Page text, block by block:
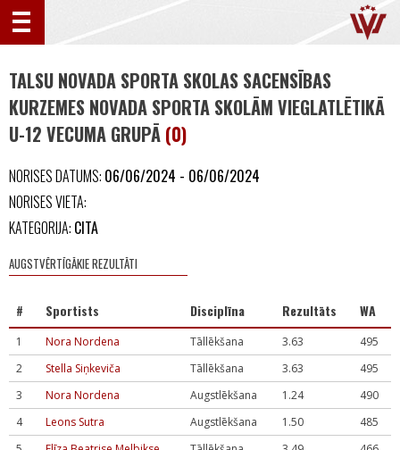
TALSU NOVADA SPORTA SKOLAS SACENSĪBAS
KURZEMES NOVADA SPORTA SKOLĀM VIEGLATLĒTIKĀ
U-12 VECUMA GRUPĀ (0)
NORISES DATUMS: 06/06/2024 - 06/06/2024
NORISES VIETA:
KATEGORIJA: CITA
AUGSTVĒRTĪGĀKIE REZULTĀTI
# Sportists Disciplīna Rezultāts WA
1 Nora Nordena Tāllēkšana 3.63
495
2
Stella Siņkeviča Tāllēkšana 3.63
495
3
Nora Nordena Augstlēkšana 1.24
490
4
Leons Sutra Augstlēkšana 1.50
485